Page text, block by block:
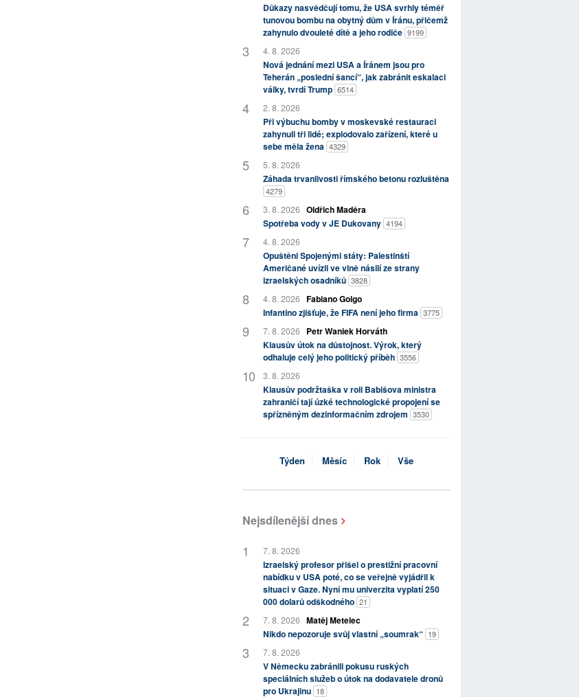
Důkazy nasvědčují tomu, že USA svrhly téměř
tunovou bombu na obytný dům v Íránu, přičemž
zahynulo dvouleté dítě a jeho rodiče 9199
4. 8. 2026
Nová jednání mezi USA a Íránem jsou pro
Teherán „poslední šancí“, jak zabránit eskalaci
války, tvrdí Trump 6514
2. 8. 2026
Při výbuchu bomby v moskevské restauraci
zahynuli tři lidé; explodovalo zařízení, které u
sebe měla žena 4329
5. 8. 2026
Záhada trvanlivosti římského betonu rozluštěna
4279
3. 8. 2026 Oldřich Maděra
Spotřeba vody v JE Dukovany 4194
4. 8. 2026
Opuštěni Spojenými státy: Palestinští
Američané uvízli ve vlně násilí ze strany
izraelských osadníků 3828
4. 8. 2026 Fabiano Golgo
Infantino zjišťuje, že FIFA není jeho firma 3775
7. 8. 2026
Petr Waniek Horváth
Klausův útok na důstojnost. Výrok, který
odhaluje celý jeho politický příběh 3556
3. 8. 2026
Klausův podržtaška v roli Babišova ministra
zahraničí tají úzké technologické propojení se
spřízněným dezinformačním zdrojem 3530
Týden Měsíc Rok Vše
Nejsdílenější dnes
7. 8. 2026
Izraelský profesor přišel o prestižní pracovní
nabídku v USA poté, co se veřejně vyjádřil k
situaci v Gaze. Nyní mu univerzita vyplatí 250
000 dolarů odškodného 21
7. 8. 2026 Matěj Metelec
Nikdo nepozoruje svůj vlastní „soumrak“ 19
7. 8. 2026
V Německu zabránili pokusu ruských
speciálních služeb o útok na dodavatele dronů
pro Ukrajinu 18